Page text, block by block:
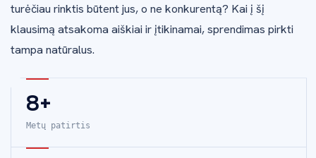
turėčiau rinktis būtent jus, o ne konkurentą? Kai į šį
klausimą atsakoma aiškiai ir įtikinamai, sprendimas pirkti
tampa natūralus.
8+
Metų patirtis